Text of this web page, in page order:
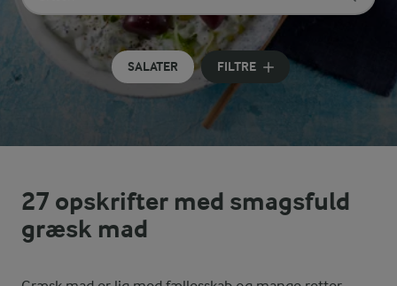
Indtast søgeord for at søge
SALATER FILTRE
27 opskrifter med smagsfuld
græsk mad